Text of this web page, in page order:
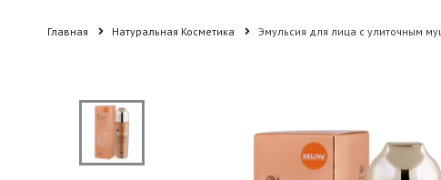
Главная Натуральная Косметика Эмульсия для лица с улиточным